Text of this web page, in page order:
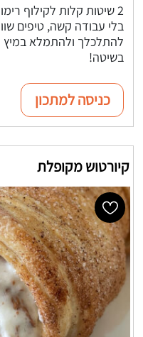
2 שיטות קלות לקילוף
בלי עבודה קשה, טיפים
להתלכלך ולהתמלא במיץ
בשיטה!
כניסה למתכון
קיורטוש מקופלת